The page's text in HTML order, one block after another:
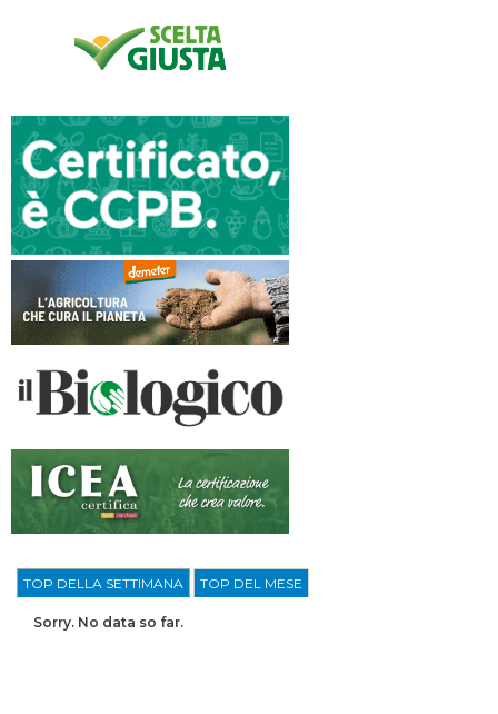
TOP DELLA SETTIMANA TOP DEL MESE
Sorry. No data so far.